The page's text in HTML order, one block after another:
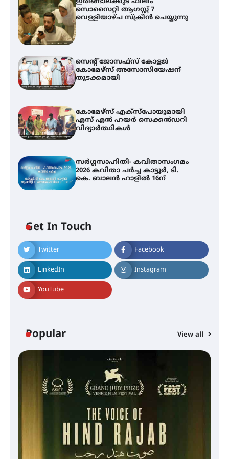
ഇരിങ്ങാലക്കുട ഫിലിം
സൊസൈറ്റി ആഗസ്റ്റ് 7
വെള്ളിയാഴ്ച സ്‌ക്രീൻ ചെയ്യുന്നു
സെന്റ് ജോസഫ്സ് കോളജ്
കോമേഴ്‌സ് അസോസിയേഷന്
തുടക്കമായി
കോമേഴ്സ് എക്സ്പോയുമായി
എസ് എൻ ഹയർ സെക്കൻഡറി
വിദ്യാർത്ഥികൾ
സർഗ്ഗസാഹിതി- കവിതാസംഗമം
2026 കവിതാ ചർച്ച കാട്ടൂർ, ടി.
കെ. ബാലൻ ഹാളിൽ 16ന്
Get In Touch
Twitter Facebook
LinkedIn Instagram
YouTube
Popular View all
സെന്റ് ജോസഫ്സ് കോളജ്
കോമേഴ്‌സ് അസോസിയേഷന്
തുടക്കമായി
കോമേഴ്സ് എക്സ്പോയുമായി
എസ് എൻ ഹയർ സെക്കൻഡറി
വിദ്യാർത്ഥികൾ